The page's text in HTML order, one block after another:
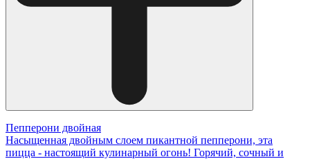
Пепперони двойная
Насыщенная двойным слоем пикантной пепперони, эта
пицца - настоящий кулинарный огонь! Горячий, сочный и